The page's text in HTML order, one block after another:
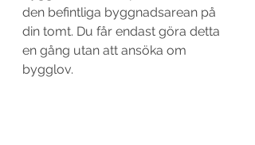
den befintliga byggnadsarean på
din tomt. Du får endast göra detta
en gång utan att ansöka om
bygglov.